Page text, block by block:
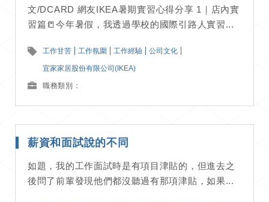
文/DCARD 網友IKEA暑期實習心得分享 1｜店內實
習篇📒今年暑假，我透過學校的國際引路人實習...
工作甘苦 工作氛圍 工作經驗 公司文化
宜家家居股份有限公司(IKEA)
職務類別：
薪資和面試說的不同
如題，我的工作面試時是有項目津貼的，但進去之
後問了前輩發現他們都沒聽過有那項津貼，如果...